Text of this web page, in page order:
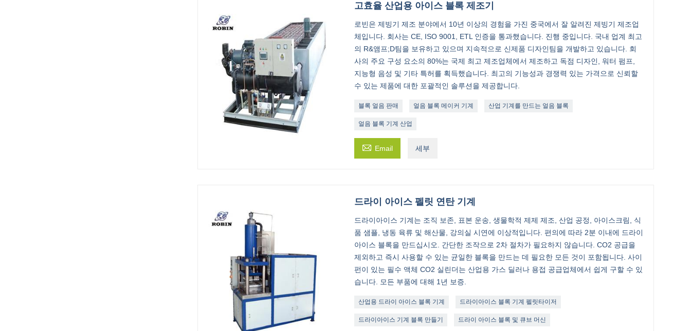
고효율 산업용 아이스 블록 제조기
로빈은 제빙기 제조 분야에서 10년 이상의 경험을 가진 중국에서 잘 알려진 제빙기 제조업
체입니다. 회사는 CE, ISO 9001, ETL 인증을 통과했습니다. 진행 중입니다. 국내 업계 최고
의 R&앰프;D팀을 보유하고 있으며 지속적으로 신제품 디자인팀을 개발하고 있습니다. 회
사의 주요 구성 요소의 80%는 국제 최고 제조업체에서 제조하고 독점 디자인, 워터 펌프,
지능형 음성 및 기타 특허를 획득했습니다. 최고의 기능성과 경쟁력 있는 가격으로 신뢰할
수 있는 제품에 대한 포괄적인 솔루션을 제공합니다.
블록 얼음 판매 얼음 블록 메이커 기계 산업 기계를 만드는 얼음 블록
얼음 블록 기계 산업
 Email 세부
드라이 아이스 펠릿 연탄 기계
드라이아이스 기계는 조직 보존, 표본 운송, 생물학적 제제 제조, 산업 공정, 아이스크림, 식
품 샘플, 냉동 육류 및 해산물, 강의실 시연에 이상적입니다. 편의에 따라 2분 이내에 드라이
아이스 블록을 만드십시오. 간단한 조작으로 2차 절차가 필요하지 않습니다. CO2 공급을
제외하고 즉시 사용할 수 있는 균일한 블록을 만드는 데 필요한 모든 것이 포함됩니다. 사이
펀이 있는 필수 액체 CO2 실린더는 산업용 가스 딜러나 용접 공급업체에서 쉽게 구할 수 있
습니다. 모든 부품에 대해 1년 보증.
산업용 드라이 아이스 블록 기계 드라이아이스 블록 기계 펠릿타이저
드라이아이스 기계 블록 만들기 드라이 아이스 블록 및 큐브 머신